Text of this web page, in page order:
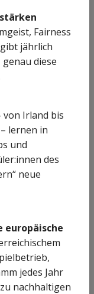
Fairness
jährlich
diese
von Irland bis
lernen in
und
des
neue
europäische
jedes Jahr
nachhaltigen